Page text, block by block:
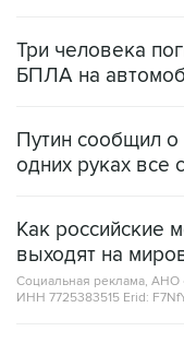
Три человека
БПЛА на
Путин сообщил
одних руках
Как российские
выходят на
Социальная реклама, АНО
ИНН 7725383515 Erid: